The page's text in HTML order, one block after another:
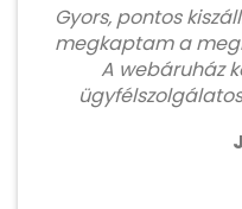
Gyors, pontos
megkaptam a
A webáruház